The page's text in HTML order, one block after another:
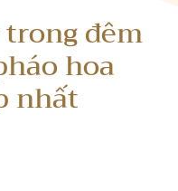
đêm
hoa
nhất